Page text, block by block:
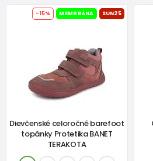
-15% MEMBRÁNA SUN25
Dievčenské celoročné barefoot
topánky Protetika BANET
TERAKOTA